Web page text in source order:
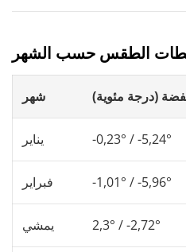
الطقس حسب الشهر
شهر (درجة مئوية)
يناير -0,23° / -5,24°
فبراير -1,01° / -5,96°
يمشي 2,3° / -2,72°